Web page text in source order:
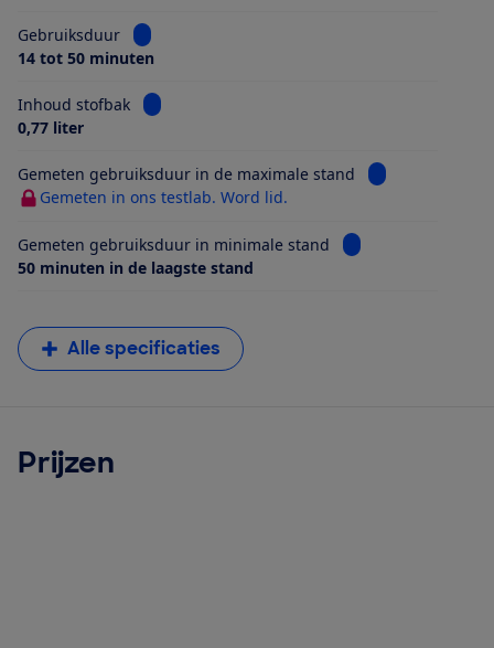
Gebruiksduur
Bekijk informatie voor Gebruiksduur
14 tot 50 minuten
Inhoud stofbak
Bekijk informatie voor Inhoud stofbak
0,77 liter
Gemeten gebruiksduur in de maximale stand
Bekijk
Gemeten in ons testlab. Word lid.
Gemeten gebruiksduur in minimale stand
Bekijk informatie
50 minuten in de laagste stand
Alle specificaties
Prijzen